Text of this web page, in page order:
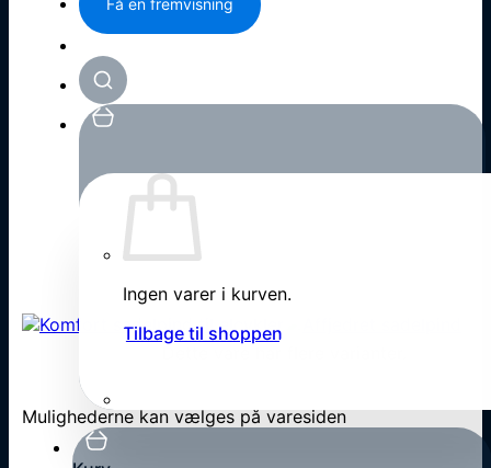
Få en fremvisning
Ingen varer i kurven.
Tilbage til shoppen
Mulighederne kan vælges på varesiden